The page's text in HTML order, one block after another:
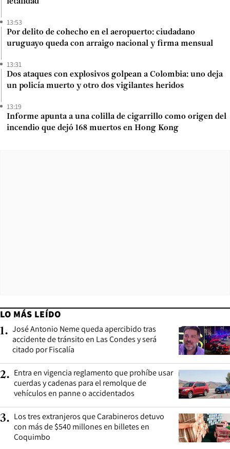
13:53
Por delito de cohecho en el aeropuerto: ciudadano
uruguayo queda con arraigo nacional y firma mensual
13:31
Dos ataques con explosivos golpean a Colombia: uno deja
un policía muerto y otro dos vigilantes heridos
13:19
Informe apunta a una colilla de cigarrillo como origen del
incendio que dejó 168 muertos en Hong Kong
LO MÁS LEÍDO
1. José Antonio Neme queda apercibido tras
accidente de tránsito en Las Condes y será
citado por Fiscalía
2. Entra en vigencia reglamento que prohíbe usar
cuerdas y cadenas para el remolque de
vehículos en panne o accidentados
3. Los tres extranjeros que Carabineros detuvo
con más de $540 millones en billetes en
Coquimbo